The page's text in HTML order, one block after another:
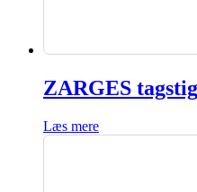
ZARGES
Læs mere